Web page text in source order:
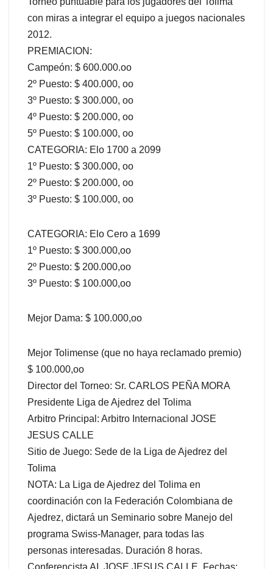
con miras a integrar el equipo a juegos nacionales
2012.
PREMIACION:
Campeón: $ 600.000.oo
2º Puesto: $ 400.000, oo
3º Puesto: $ 300.000, oo
4º Puesto: $ 200.000, oo
5º Puesto: $ 100.000, oo
CATEGORIA: Elo 1700 a 2099
1º Puesto: $ 300.000, oo
2º Puesto: $ 200.000, oo
3º Puesto: $ 100.000, oo
CATEGORIA: Elo Cero a 1699
1º Puesto: $ 300.000,oo
2º Puesto: $ 200.000,oo
3º Puesto: $ 100.000,oo
Mejor Dama: $ 100.000,oo
Mejor Tolimense (que no haya reclamado premio)
$ 100.000,oo
Director del Torneo: Sr. CARLOS PEÑA MORA
Presidente Liga de Ajedrez del Tolima
Arbitro Principal: Arbitro Internacional JOSE
JESUS CALLE
Sitio de Juego: Sede de la Liga de Ajedrez del
Tolima
NOTA: La Liga de Ajedrez del Tolima en
coordinación con la Federación Colombiana de
Ajedrez, dictará un Seminario sobre Manejo del
programa Swiss-Manager, para todas las
personas interesadas. Duración 8 horas.
Conferencista AI. JOSE JESUS CALLE. Fechas: